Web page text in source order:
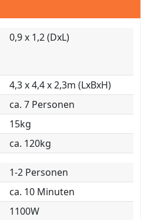
0,9 x 1,2 (DxL)
4,3 x 4,4 x 2,3m (LxBxH)
ca. 7 Personen
15kg
ca. 120kg
1-2 Personen
ca. 10 Minuten
1100W